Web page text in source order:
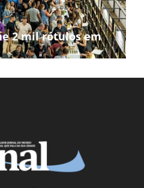
2 mil rótulos em